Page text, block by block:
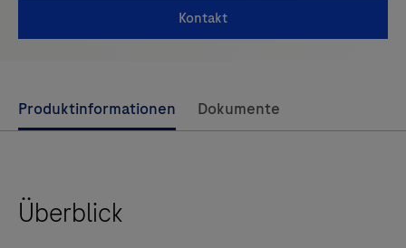
Kontakt
Use
left
arrow
Produktinformationen Dokumente
Überblick